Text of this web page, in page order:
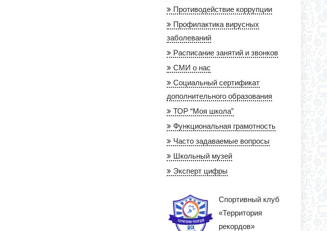
Противодействие коррупции
Профилактика вирусных
заболеваний
Расписание занятий и звонков
СМИ о нас
Социальный сертификат
дополнительного образования
ТОР “Моя школа”
Функциональная грамотность
Часто задаваемые вопросы
Школьный музей
Эксперт цифры
Спортивный клуб
«Территория
рекордов»